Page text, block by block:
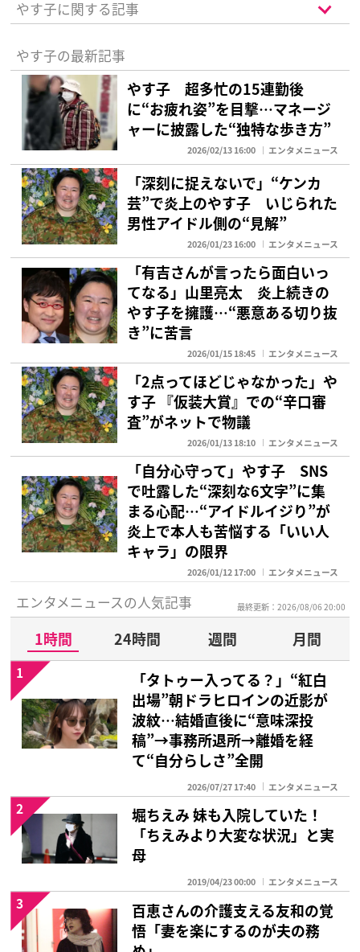
やす子に関する記事
やす子の最新記事
やす子 超多忙の15連勤後
に“お疲れ姿”を目撃…マネージ
ャーに披露した“独特な歩き方”
2026/02/13 16:00 エンタメニュース
「深刻に捉えないで」“ケンカ
芸”で炎上のやす子 いじられた
男性アイドル側の“見解”
2026/01/23 16:00 エンタメニュース
「有吉さんが言ったら面白いっ
てなる」山里亮太 炎上続きの
やす子を擁護…“悪意ある切り抜
き”に苦言
2026/01/15 18:45 エンタメニュース
「2点ってほどじゃなかった」や
す子 『仮装大賞』での“辛口審
査”がネットで物議
2026/01/13 18:10 エンタメニュース
「自分心守って」やす子 SNS
で吐露した“深刻な6文字”に集
まる心配…“アイドルイジり”が
炎上で本人も苦悩する「いい人
キャラ」の限界
2026/01/12 17:00 エンタメニュース
エンタメニュースの人気記事 最終更新：2026/08/06 20:00
1時間 24時間 週間
月間
「タトゥー入ってる？」“紅白
出場”朝ドラヒロインの近影が
波紋…結婚直後に“意味深投
稿”→事務所退所→離婚を経
て“自分らしさ”全開
2026/07/27 17:40 エンタメニュース
1
堀ちえみ 妹も入院していた！
「ちえみより大変な状況」と実
母
2019/04/23 00:00 エンタメニュース
2
百恵さんの介護支える友和の覚
悟「妻を楽にするのが夫の務
3